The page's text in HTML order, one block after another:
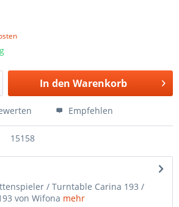
In den Warenkorb
Empfehlen
15158
/ Turntable Carina 193 /
von Wifona mehr